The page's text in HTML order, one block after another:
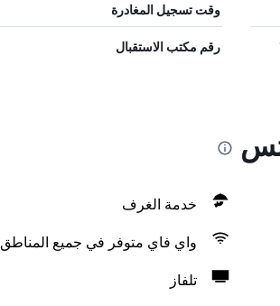
وقت تسجيل المغادرة
رقم مكتب الاستقبال
خدمة الغرف
واي فاي متوفر في جميع المناطق
تلفاز